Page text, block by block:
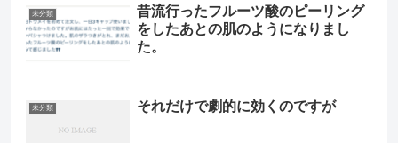
未分類
昔流行ったフルーツ酸のピーリング
をしたあとの肌のようになりまし
た。
未分類 それだけで劇的に効くのですが